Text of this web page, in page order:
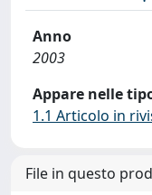
Anno
2003
Appare nelle
1.1 Articolo in
File in questo